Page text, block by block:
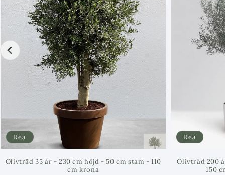
Rea
Olivträd 35 år - 230 cm höjd - 50 cm stam - 110
cm krona
Rea
Olivträd 200
150